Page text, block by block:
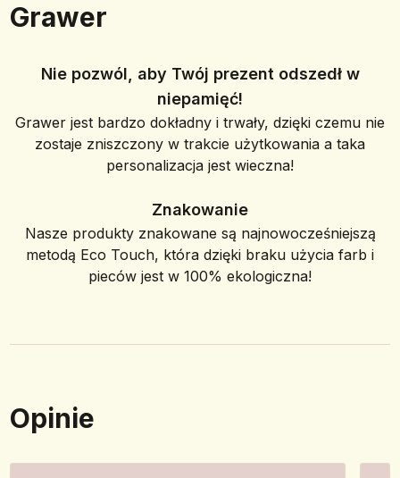
Grawer
Nie pozwól, aby Twój prezent odszedł w
niepamięć!
Grawer jest bardzo dokładny i trwały, dzięki czemu nie
zostaje zniszczony w trakcie użytkowania a taka
personalizacja jest wieczna!
Znakowanie
Nasze produkty znakowane są najnowocześniejszą
metodą Eco Touch, która dzięki braku użycia farb i
pieców jest w 100% ekologiczna!
Opinie